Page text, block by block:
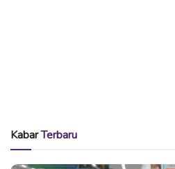
KabarTerbaru